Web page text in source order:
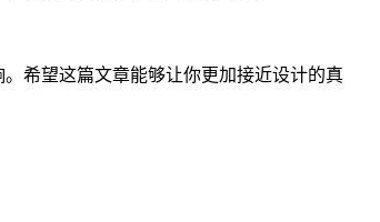
希望这篇文章能够让你更加接近设计的真